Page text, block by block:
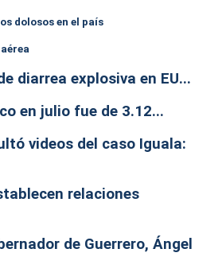
dolosos en el país
diarrea explosiva en EU...
en julio fue de 3.12...
videos del caso Iguala:
relaciones
de Guerrero, Ángel